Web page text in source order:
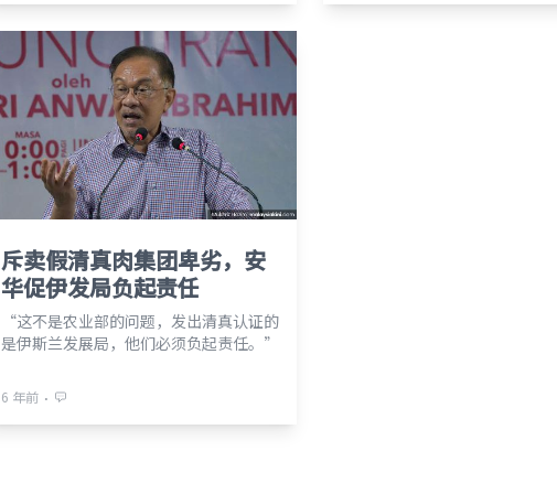
斥卖假清真肉集团卑劣，安
华促伊发局负起责任
“这不是农业部的问题，发出清真认证的
是伊斯兰发展局，他们必须负起责任。”
6 年前 ⋅